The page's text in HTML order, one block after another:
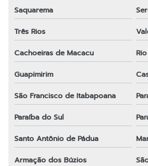
Peças para roçadeira a gasolina
Peças para roçadeira importada em
Peças para roçadeira rio de janeiro
Peças para roçadeira rj
Peças para roçadeira em sp
Peças para roçadeira em sp
Ponteira completa para roçadeira
Saquarema
Três Rios
Cachoeiras de Macacu
Guapimirim
São Francisco de Itabapoana
Paraíba do Sul
Santo Antônio de Pádua
Armação dos Búzios